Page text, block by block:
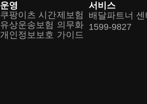
운영
쿠팡이츠 시간제보험
유상운송보험 의무화
개인정보보호 가이드
서비스
배달파트너 센
1599-9827